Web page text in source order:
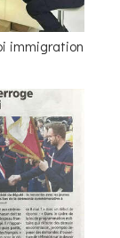
immigration